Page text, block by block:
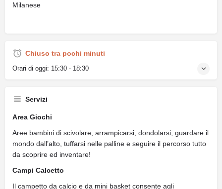
Milanese
Chiuso tra pochi minuti
Orari di oggi: 15:30 - 18:30
Servizi
Area Giochi
Aree bambini di scivolare, arrampicarsi, dondolarsi, guardare il
mondo dall’alto, tuffarsi nelle palline e seguire il percorso tutto
da scoprire ed inventare!
Campi Calcetto
Il campetto da calcio e da mini basket consente agli